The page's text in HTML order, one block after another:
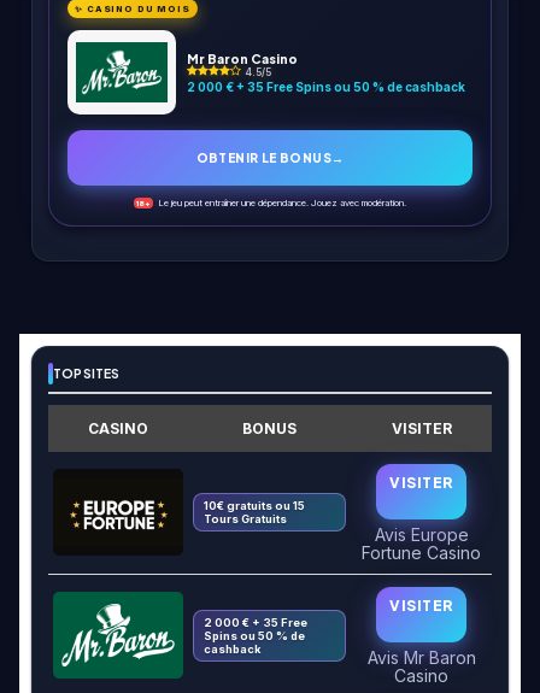
✨ CASINO DU MOIS
Mr Baron Casino
4.5/5
2 000 € + 35 Free Spins ou 50 % de cashback
OBTENIR LE BONUS→
18+ Le jeu peut entraîner une dépendance. Jouez avec modération.
TOP SITES
CASINO BONUS VISITER
10€ gratuits ou 15
Tours Gratuits
VISITER
Avis Europe
Fortune Casino
2 000 € + 35 Free
Spins ou 50 % de
cashback
VISITER
Avis Mr Baron
Casino